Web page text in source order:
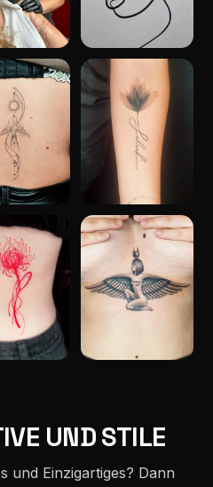
UND STILE
und Einzigartiges? Dann